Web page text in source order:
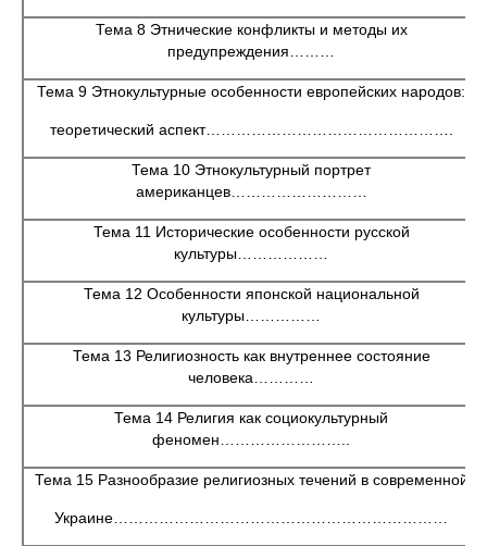
Тема 8 Этнические конфликты и методы их
предупреждения………
Тема 9 Этнокультурные особенности европейских народов:
теоретический аспект………………………………………….
Тема 10 Этнокультурный портрет
американцев………………………
Тема 11 Исторические особенности русской
культуры………………
Тема 12 Особенности японской национальной
культуры……………
Тема 13 Религиозность как внутреннее состояние
человека…………
Тема 14 Религия как социокультурный
феномен……………………..
Тема 15 Разнообразие религиозных течений в современной
Украине…………………………………………………………